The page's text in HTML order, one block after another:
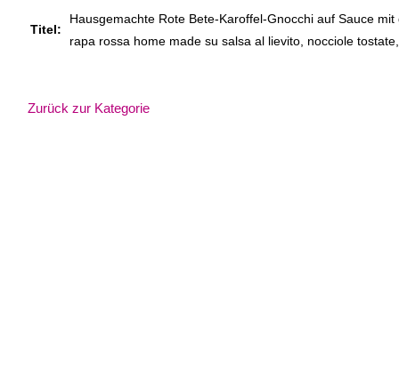
Titel:
Hausgemachte Rote Bete-Karoffel-Gnocchi auf Sauce
rapa rossa home made su salsa al lievito, nocciole
Zurück zur Kategorie